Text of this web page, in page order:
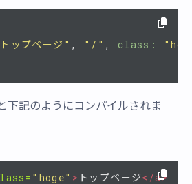
ップページ" , "/" , class:
下記のようにコンパイルされま
"hoge" > トップページ</a>